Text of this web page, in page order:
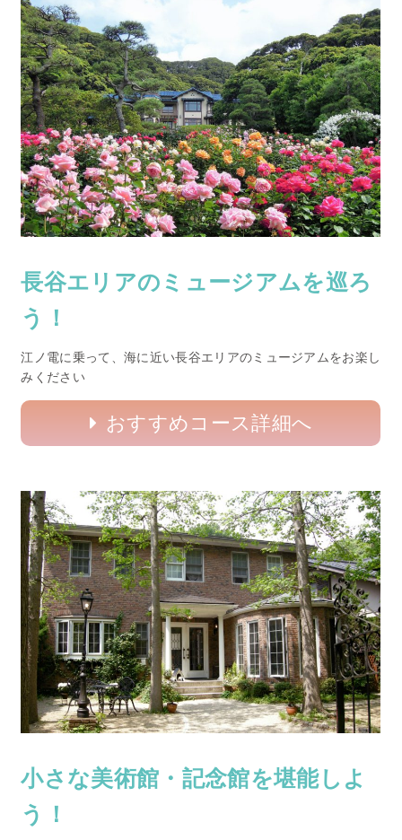
長谷エリアのミュージアムを巡ろ
う！
江ノ電に乗って、海に近い長谷エリアのミュージアムをお楽し
みください
おすすめコース詳細へ
小さな美術館・記念館を堪能しよ
う！